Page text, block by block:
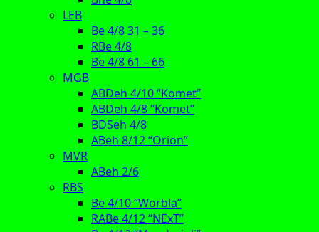
LEB
Be 4/8 31 – 36
RBe 4/8
Be 4/8 61 – 66
MGB
ABDeh 4/10 “Komet”
ABDeh 4/8 “Komet”
BDSeh 4/8
ABeh 8/12 “Orion”
MVR
ABeh 2/6
RBS
Be 4/10 “Worbla”
RABe 4/12 “NExT”